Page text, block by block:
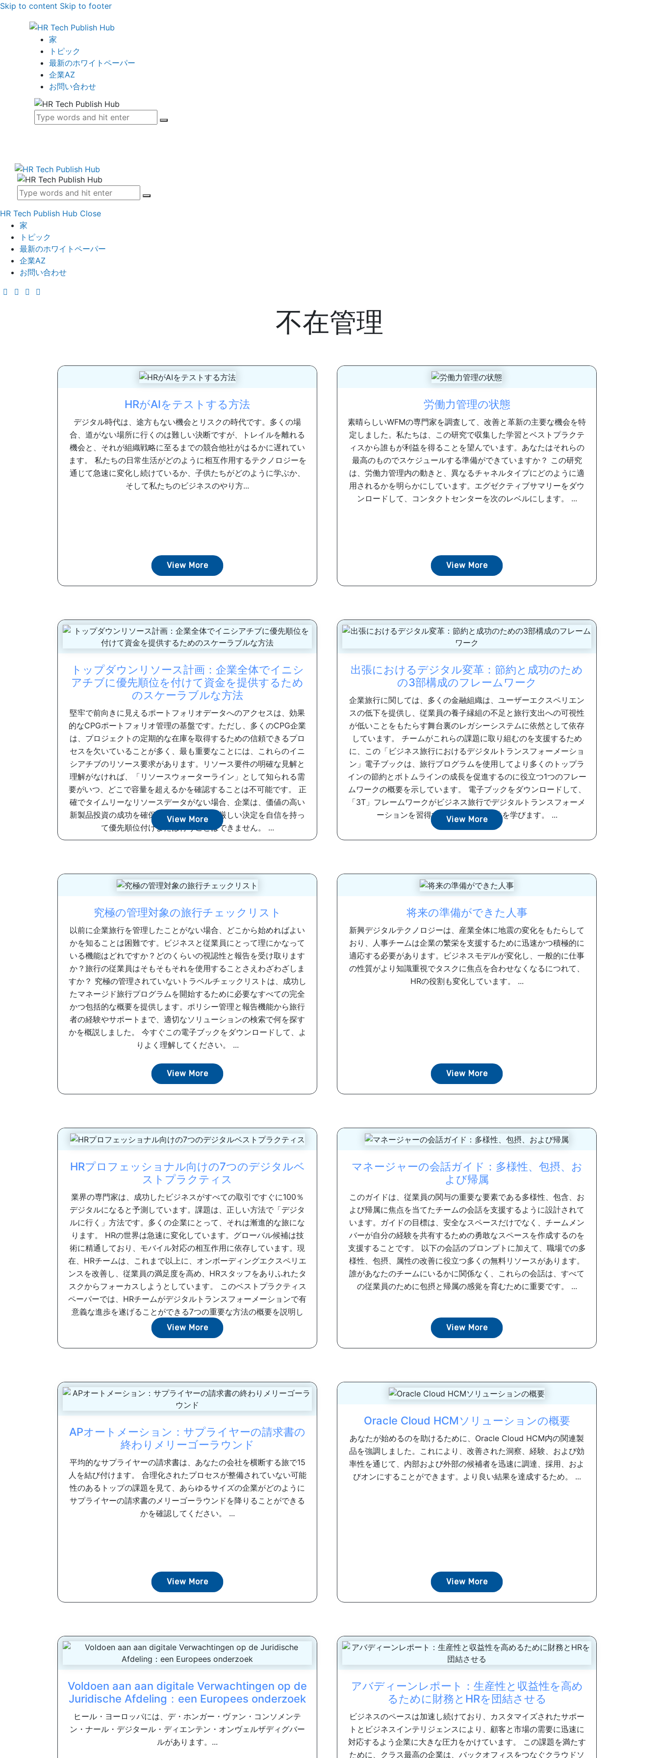
Skip to content Skip to footer
家
トピック
最新のホワイトペーパー
企業AZ
お問い合わせ
HR Tech Publish Hub Close
家
トピック
最新のホワイトペーパー
企業AZ
お問い合わせ
不在管理
HRがAIをテストする方法
デジタル時代は、途方もない機会とリスクの時代です。多くの場
合、道がない場所に行くのは難しい決断ですが、トレイルを離れる
機会と、それが組織戦略に至るまでの競合他社がはるかに遅れてい
ます。 私たちの日常生活がどのように相互作用するテクノロジーを
通じて急速に変化し続けているか、子供たちがどのように学ぶか、
そして私たちのビジネスのやり方...
View More
労働力管理の状態
素晴らしいWFMの専門家を調査して、改善と革新の主要な機会を特
定しました。私たちは、この研究で収集した学習とベストプラクテ
ィスから誰もが利益を得ることを望んでいます。あなたはそれらの
最高のものでスケジュールする準備ができていますか？ この研究
は、労働力管理内の動きと、異なるチャネルタイプにどのように適
用されるかを明らかにしています。エグゼクティブサマリーをダウ
ンロードして、コンタクトセンターを次のレベルにします。 ...
View More
トップダウンリソース計画：企業全体でイニシ
アチブに優先順位を付けて資金を提供するため
のスケーラブルな方法
堅牢で前向きに見えるポートフォリオデータへのアクセスは、効果
的なCPGポートフォリオ管理の基盤です。ただし、多くのCPG企業
は、プロジェクトの定期的な在庫を取得するための信頼できるプロ
セスを欠いていることが多く、最も重要なことには、これらのイニ
シアチブのリソース要求があります。リソース要件の明確な見解と
理解がなければ、「リソースウォーターライン」として知られる需
要がいつ、どこで容量を超えるかを確認することは不可能です。 正
確でタイムリーなリソースデータがない場合、企業は、価値の高い
新製品投資の成功を確保するために必要な厳しい決定を自信を持っ
て優先順位付けまたは行うことはできません。 ...
View More
出張におけるデジタル変革：節約と成功のため
の3部構成のフレームワーク
企業旅行に関しては、多くの金融組織は、ユーザーエクスペリエン
スの低下を提供し、従業員の養子縁組の不足と旅行支出への可視性
が低いことをもたらす舞台裏のレガシーシステムに依然として依存
しています。 チームがこれらの課題に取り組むのを支援するため
に、この「ビジネス旅行におけるデジタルトランスフォーメーショ
ン」電子ブックは、旅行プログラムを使用してより多くのトップラ
インの節約とボトムラインの成長を促進するのに役立つ1つのフレー
ムワークの概要を示しています。 電子ブックをダウンロードして、
「3T」フレームワークがビジネス旅行でデジタルトランスフォーメ
ーションを習得するのに役立つ方法を学びます。 ...
View More
究極の管理対象の旅行チェックリスト
以前に企業旅行を管理したことがない場合、どこから始めればよい
かを知ることは困難です。ビジネスと従業員にとって理にかなって
いる機能はどれですか？どのくらいの視認性と報告を受け取ります
か？旅行の従業員はそもそもそれを使用することさえわざわざしま
すか？ 究極の管理されていないトラベルチェックリストは、成功し
たマネージド旅行プログラムを開始するために必要なすべての完全
かつ包括的な概要を提供します。ポリシー管理と報告機能から旅行
者の経験やサポートまで、適切なソリューションの検索で何を探す
かを概説しました。 今すぐこの電子ブックをダウンロードして、よ
りよく理解してください。 ...
View More
将来の準備ができた人事
新興デジタルテクノロジーは、産業全体に地震の変化をもたらして
おり、人事チームは企業の繁栄を支援するために迅速かつ積極的に
適応する必要があります。ビジネスモデルが変化し、一般的に仕事
の性質がより知識重視でタスクに焦点を合わせなくなるにつれて、
HRの役割も変化しています。 ...
View More
HRプロフェッショナル向けの7つのデジタルベ
ストプラクティス
業界の専門家は、成功したビジネスがすべての取引ですぐに100％
デジタルになると予測しています。課題は、正しい方法で「デジタ
ルに行く」方法です。多くの企業にとって、それは漸進的な旅にな
ります。 HRの世界は急速に変化しています。グローバル候補は技
術に精通しており、モバイル対応の相互作用に依存しています。現
在、HRチームは、これまで以上に、オンボーディングエクスペリエ
ンスを改善し、従業員の満足度を高め、HRスタッフをありふれたタ
スクからフォーカスしようとしています。 このベストプラクティス
ペーパーでは、HRチームがデジタルトランスフォーメーションで有
意義な進歩を遂げることができる7つの重要な方法の概要を説明し
ています。 ...
View More
マネージャーの会話ガイド：多様性、包摂、お
よび帰属
このガイドは、従業員の関与の重要な要素である多様性、包含、お
よび帰属に焦点を当てたチームの会話を支援するように設計されて
います。ガイドの目標は、安全なスペースだけでなく、チームメン
バーが自分の経験を共有するための勇敢なスペースを作成するのを
支援することです。 以下の会話のプロンプトに加えて、職場での多
様性、包摂、属性の改善に役立つ多くの無料リソースがあります。
誰があなたのチームにいるかに関係なく、これらの会話は、すべて
の従業員のために包摂と帰属の感覚を育むために重要です。 ...
View More
APオートメーション：サプライヤーの請求書の
終わりメリーゴーラウンド
平均的なサプライヤーの請求書は、あなたの会社を横断する旅で15
人を結び付けます。 合理化されたプロセスが整備されていない可能
性のあるトップの課題を見て、あらゆるサイズの企業がどのように
サプライヤーの請求書のメリーゴーラウンドを降りることができる
かを確認してください。 ...
View More
Oracle Cloud HCMソリューションの概要
あなたが始めるのを助けるために、Oracle Cloud HCM内の関連製
品を強調しました。これにより、改善された洞察、経験、および効
率性を通じて、内部および外部の候補者を迅速に調達、採用、およ
びオンにすることができます。より良い結果を達成するため。 ...
View More
Voldoen aan aan digitale Verwachtingen op de
Juridische Afdeling：een Europees onderzoek
ヒール・ヨーロッパには、デ・ホンガー・ヴァン・コンソメンテ
ン・ナール・デジタール・ディエンテン・オンヴェルザディグバー
ルがあります。...
アバディーンレポート：生産性と収益性を高め
るために財務とHRを団結させる
ビジネスのペースは加速し続けており、カスタマイズされたサポー
トとビジネスインテリジェンスにより、顧客と市場の需要に迅速に
対応するよう企業に大きな圧力をかけています。 この課題を満たす
ために、クラス最高の企業は、バックオフィスをつなぐクラウドソ